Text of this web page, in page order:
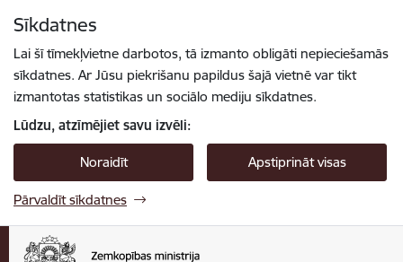
Sīkdatnes
Lai šī tīmekļvietne darbotos, tā izmanto obligāti nepieciešamās
sīkdatnes. Ar Jūsu piekrišanu papildus šajā vietnē var tikt
izmantotas statistikas un sociālo mediju sīkdatnes.
Lūdzu, atzīmējiet savu izvēli:
Noraidīt Apstiprināt visas
Pārvaldīt sīkdatnes